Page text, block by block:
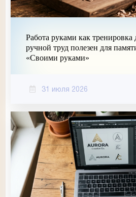
Работа руками как тренировка
ручной труд полезен для
«Своими руками»
31 июля 2026